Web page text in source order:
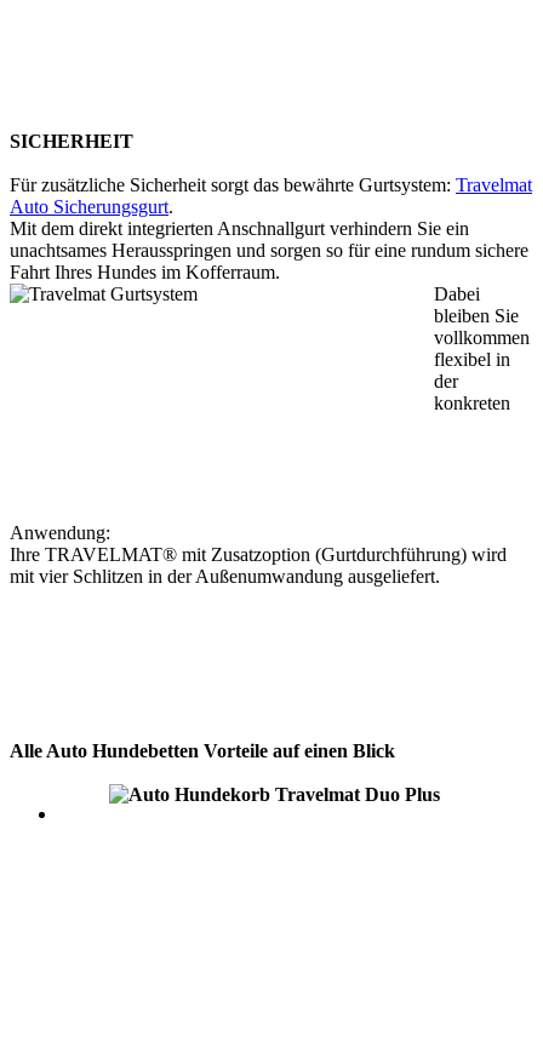
SICHERHEIT
Für zusätzliche Sicherheit sorgt das bewährte Gurtsystem: Travelmat
Auto Sicherungsgurt.
Mit dem direkt integrierten Anschnallgurt verhindern Sie ein
unachtsames Herausspringen und sorgen so für eine rundum sichere
Fahrt Ihres Hundes im Kofferraum.
Dabei
bleiben Sie
vollkommen
flexibel in
der
konkreten
Anwendung:
Ihre TRAVELMAT® mit Zusatzoption (Gurtdurchführung) wird
mit vier Schlitzen in der Außenumwandung ausgeliefert.
Alle Auto Hundebetten Vorteile auf einen Blick